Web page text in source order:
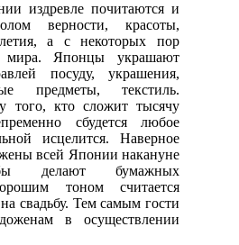
издревле почитаются и
верности, красоты,
а с некоторых пор
Японцы украшают
посуду, украшения,
предметы, текстиль.
того, кто сложит тысячу
сбудется любое
исцелится. Наверное
всей Японии накануне
делают бумажных
тоном считается
свадьбу. Тем самым гости
в осуществлении